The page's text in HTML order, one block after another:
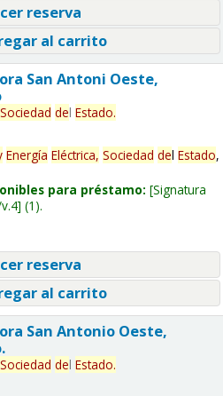
reserva
al carrito
San Antoni Oeste,
Sociedad del Estado.
Energía Eléctrica, Sociedad del Estado,
para préstamo: Signatura
(1).
reserva
al carrito
San Antonio Oeste,
Sociedad del Estado.